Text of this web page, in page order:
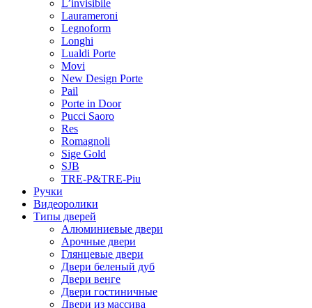
L’invisibile
Laurameroni
Legnoform
Longhi
Lualdi Porte
Movi
New Design Porte
Pail
Porte in Door
Pucci Saoro
Res
Romagnoli
Sige Gold
SJB
TRE-P&TRE-Piu
Ручки
Видеоролики
Типы дверей
Алюминиевые двери
Арочные двери
Глянцевые двери
Двери беленый дуб
Двери венге
Двери гостиничные
Двери из массива